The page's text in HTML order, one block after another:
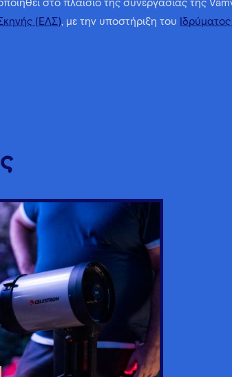
στο πλαίσιο της συνεργασίας της
(ΕΛΣ), με την υποστήριξη του